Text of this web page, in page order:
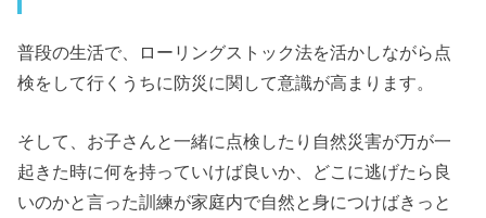
普段の生活で、ローリングストック法を活かしながら点
検をして行くうちに防災に関して意識が高まります。
そして、お子さんと一緒に点検したり自然災害が万が一
起きた時に何を持っていけば良いか、どこに逃げたら良
いのかと言った訓練が家庭内で自然と身につけばきっと